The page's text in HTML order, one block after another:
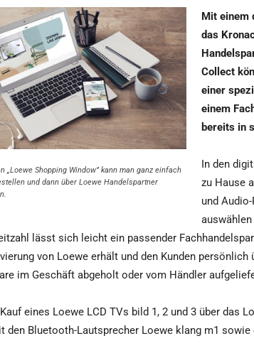
„Loewe Shopping Window” kann man ganz einfach
und dann über Loewe Handelspartner
Mit einem
das
Collect
einer
einem
bereits in
In den
zu Hause
und
lässt sich leicht ein passender
von Loewe erhält und den Kunden
im Geschäft abgeholt oder vom Händler
eines Loewe LCD TVs bild 1, 2 und 3 über das
den Bluetooth-Lautsprecher Loewe klang m1 sowie